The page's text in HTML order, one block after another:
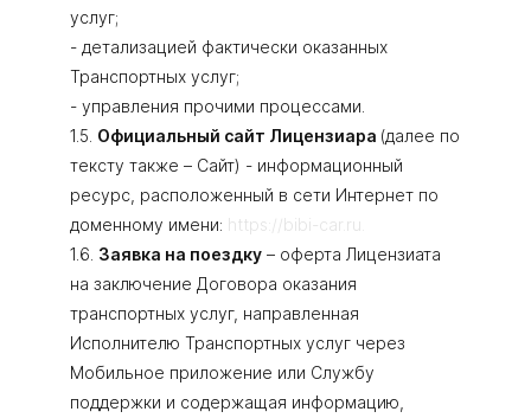
услуг;
- детализацией фактически оказанных
Транспортных услуг;
- управления прочими процессами.
1.5. Официальный сайт Лицензиара (далее по
тексту также – Сайт) - информационный
ресурс, расположенный в сети Интернет по
доменному имени: https://bibi-car.ru.
1.6. Заявка на поездку – оферта Лицензиата
на заключение Договора оказания
транспортных услуг, направленная
Исполнителю Транспортных услуг через
Мобильное приложение или Службу
поддержки и содержащая информацию,